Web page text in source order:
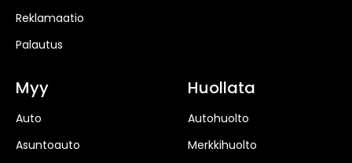
Reklamaatio
Palautus
Myy
Auto
Asuntoauto
Huollata
Autohuolto
Merkkihuolto